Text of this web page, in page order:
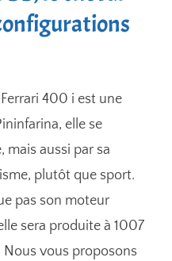
400 i est une
elle se
mais aussi par sa
plutôt que sport.
pas son moteur
sera produite à 1007
Nous vous proposons